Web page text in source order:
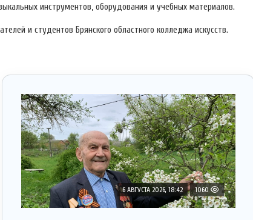
инструментов, оборудования и учебных материалов.
и студентов Брянского областного колледжа искусств.
6 АВГУСТА 2026, 18:42 1060